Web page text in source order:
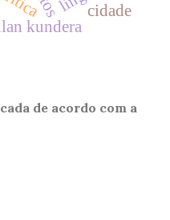
kundera
cidade
de acordo com a